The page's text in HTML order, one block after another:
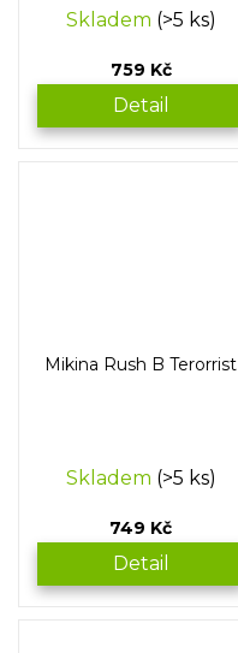
Skladem (>5 ks)
759 Kč
Detail
Mikina Rush B Terorrist
Skladem (>5 ks)
749 Kč
Detail